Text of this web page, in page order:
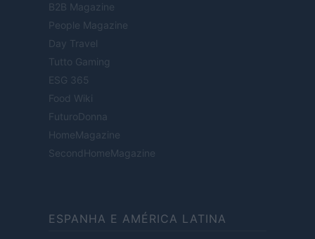
B2B Magazine
People Magazine
Day Travel
Tutto Gaming
ESG 365
Food Wiki
FuturoDonna
HomeMagazine
SecondHomeMagazine
ESPANHA E AMÉRICA LATINA